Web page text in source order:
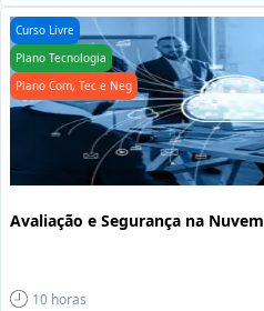
Curso Livre
Plano Tecnologia
Plano Com, Tec e Neg
Avaliação e Segurança na Nuvem
10 horas